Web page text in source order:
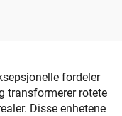
fordeler
transformerer rotete
Disse enhetene